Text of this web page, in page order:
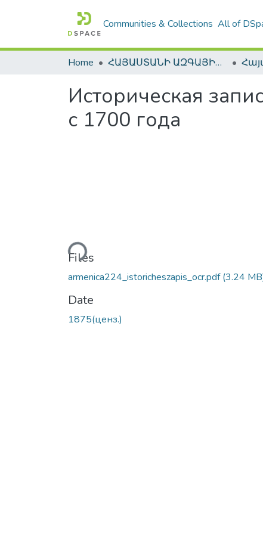
Communities & Collections All of
Home ՀԱՅԱՍՏԱՆԻ ԱԶԳԱՅԻՆ ԳՐԱԴԱՐԱՆԻ ԹՎԱՅԻՆ ՊԱՀՈՑ / DIGITAL REPOSITORY OF NLA
Историческая
с 1700 года
Loading...
Files
armenica224_istoricheszapis_ocr.pdf(3.24
Date
1875(ценз.)